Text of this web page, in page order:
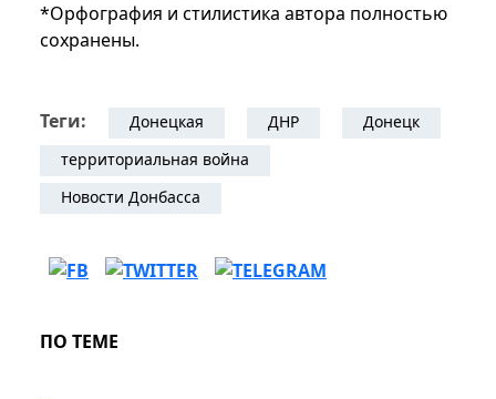
*Орфография и стилистика автора полностью
сохранены.
Теги: Донецкая ДНР
Донецк
территориальная война
Новости Донбасса
ПО ТЕМЕ